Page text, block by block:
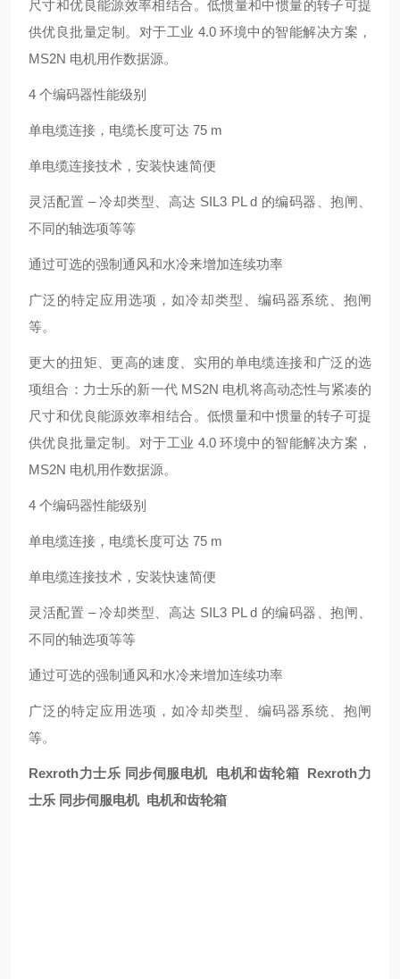
尺寸和优良能源效率相结合。低惯量和中惯量的转子可提
供优良批量定制。对于工业 4.0 环境中的智能解决方案，
MS2N 电机用作数据源。
4 个编码器性能级别
单电缆连接，电缆长度可达 75 m
单电缆连接技术，安装快速简便
灵活配置 – 冷却类型、高达 SIL3 PL d 的编码器、抱闸、
不同的轴选项等等
通过可选的强制通风和水冷来增加连续功率
广泛的特定应用选项，如冷却类型、编码器系统、抱闸
等。
更大的扭矩、更高的速度、实用的单电缆连接和广泛的选
项组合：力士乐的新一代 MS2N 电机将高动态性与紧凑的
尺寸和优良能源效率相结合。低惯量和中惯量的转子可提
供优良批量定制。对于工业 4.0 环境中的智能解决方案，
MS2N 电机用作数据源。
4 个编码器性能级别
单电缆连接，电缆长度可达 75 m
单电缆连接技术，安装快速简便
灵活配置 – 冷却类型、高达 SIL3 PL d 的编码器、抱闸、
不同的轴选项等等
通过可选的强制通风和水冷来增加连续功率
广泛的特定应用选项，如冷却类型、编码器系统、抱闸
等。
Rexroth力士乐 同步伺服电机 电机和齿轮箱 Rexroth力
士乐 同步伺服电机 电机和齿轮箱